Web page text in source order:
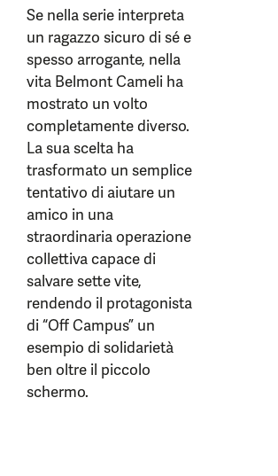
Se nella serie interpreta
un ragazzo sicuro di sé e
spesso arrogante, nella
vita Belmont Cameli ha
mostrato un volto
completamente diverso.
La sua scelta ha
trasformato un semplice
tentativo di aiutare un
amico in una
straordinaria operazione
collettiva capace di
salvare sette vite,
rendendo il protagonista
di “Off Campus” un
esempio di solidarietà
ben oltre il piccolo
schermo.